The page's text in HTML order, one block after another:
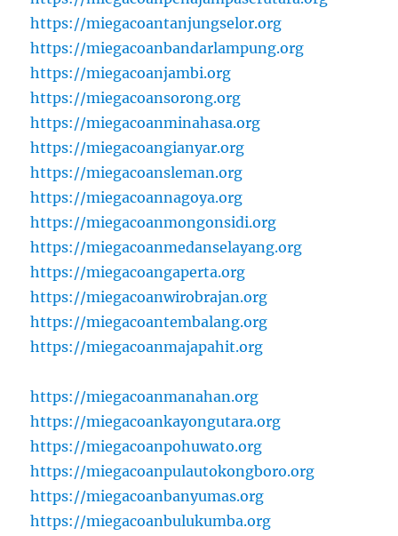
https://miegacoantanjungselor.org
https://miegacoanbandarlampung.org
https://miegacoanjambi.org
https://miegacoansorong.org
https://miegacoanminahasa.org
https://miegacoangianyar.org
https://miegacoansleman.org
https://miegacoannagoya.org
https://miegacoanmongonsidi.org
https://miegacoanmedanselayang.org
https://miegacoangaperta.org
https://miegacoanwirobrajan.org
https://miegacoantembalang.org
https://miegacoanmajapahit.org
https://miegacoanmanahan.org
https://miegacoankayongutara.org
https://miegacoanpohuwato.org
https://miegacoanpulautokongboro.org
https://miegacoanbanyumas.org
https://miegacoanbulukumba.org